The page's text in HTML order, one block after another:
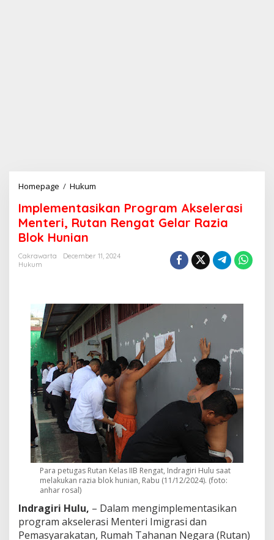
Homepage / Hukum
p
l
e
e
i
a
n
P
r
o
g
r
a
m
A
k
e
l
e
a
i
Implementasikan Program Akselerasi
Menteri, Rutan Rengat Gelar Razia
Blok Hunian
Cakrawarta
December 11, 2024
Hukum
Para petugas Rutan Kelas IIB Rengat, Indragiri Hulu saat
melakukan razia blok hunian, Rabu (11/12/2024). (foto:
anhar rosal)
Indragiri Hulu, – Dalam mengimplementasikan
program akselerasi Menteri Imigrasi dan
Pemasyarakatan, Rumah Tahanan Negara (Rutan)